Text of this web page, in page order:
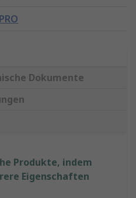
Dokumente
Produkte, indem
Eigenschaften